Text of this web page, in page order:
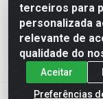
terceiros para
personalizada
relevante de
qualidade do
Aceitar
Preferências
Chateaubriand,
- CEP